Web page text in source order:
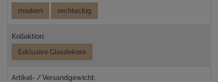
modern
rechteckig
Kollektion:
Exklusive Glasdekore
Artikel- / Versandgewicht: